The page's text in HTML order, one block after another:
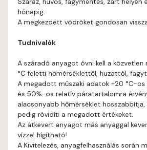
Sienna A
Sulphur B
Terra A
Tobacco
hónapig.
A megkezdett vödröket gondosan
Tudnivalók
A száradó anyagot óvni kell a közvetlen
°C feletti hőmérséklettől, huzattól,
A megadott műszaki adatok +20 °C-os
és 50%-os relatív páratartalomra
alacsonyabb hőmérséklet hosszabbítja,
pedig rövidíti a megadott értékeket.
Az átkevert anyagot más anyaggal
vízzel hígítható!
A Kivitelezés, anyagfelhasználás során